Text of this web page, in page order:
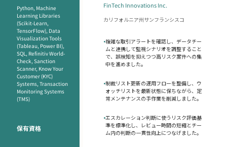
Python, Machine
Learning Libraries
(Scikit-Learn,
TensorFlow), Data
Visualization Tools
(Tableau, Power BI),
SQL, Refinitiv World-
Check, Sanction
Scanner, Know Your
Customer (KYC)
Systems, Transaction
Monitoring Systems
(TMS)
保有資格
FinTech Innovations Inc.
カリフォルニア州サンフランシスコ
•複雑な取引アラートを確認し、データチー
ムと連携して監視シナリオを調整すること
で、誤検知を抑えつつ高リスク案件への集
中を進めました。
•制裁リスト更新の運用フローを整備し、ウ
ォッチリストを最新状態に保ちながら、定
常メンテナンスの手作業を削減しました。
•エスカレーション判断に使うリスク評価基
準を標準化し、レビュー時間の短縮とチー
ム内の判断の一貫性向上につなげました。